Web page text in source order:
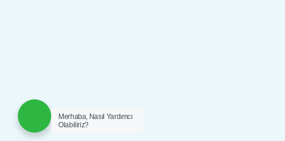
Merhaba, Nasıl Yardımcı
Olabiliriz?